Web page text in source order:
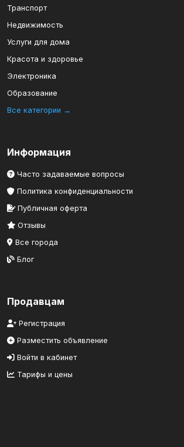
Транспорт
Недвижимость
Услуги для дома
Красота и здоровье
Электроника
Образование
Все категории →
Информация
Часто задаваемые вопросы
Политика конфиденциальности
Публичная оферта
Отзывы
Все города
Блог
Продавцам
Регистрация
Разместить объявление
Войти в кабинет
Тарифы и цены